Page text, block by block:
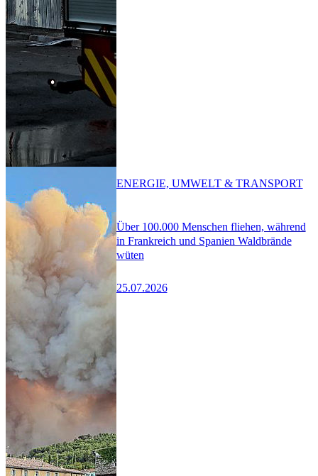
Über 100.000 Menschen fliehen, während
in Frankreich und Spanien Waldbrände
wüten
25.07.2026
ENERGIE, UMWELT & TRANSPORT